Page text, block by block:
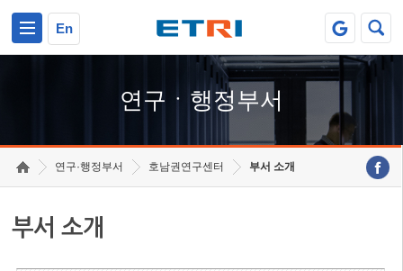
En
연구ㆍ행정부서
연구·행정부서 호남권연구센터 부서 소개
부서 소개